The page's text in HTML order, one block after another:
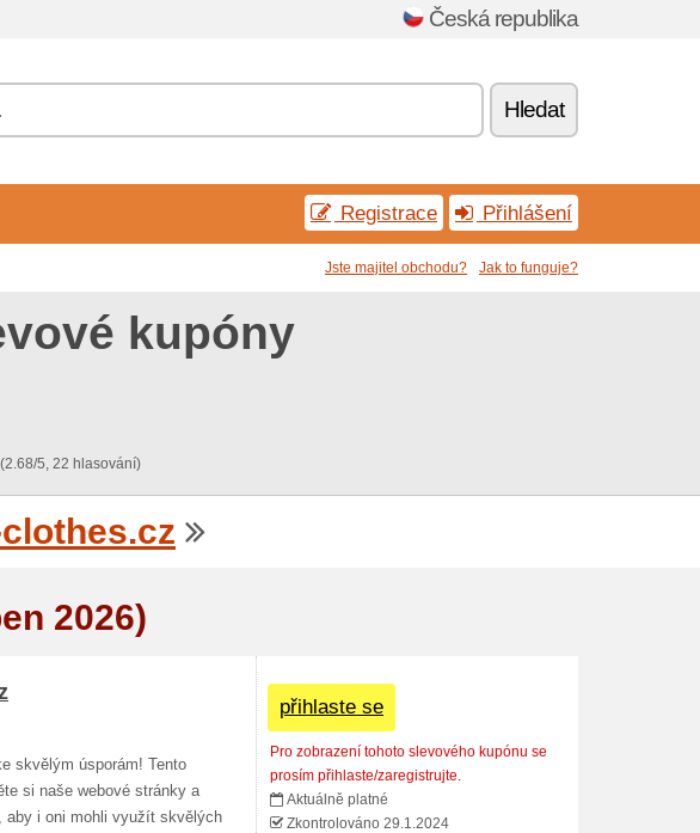
Česká republika
Hledat
Registrace Přihlášení
Jste majitel obchodu? Jak to funguje?
kupóny
(2.68/5, 22 hlasování)
2026)
skvělým úsporám! Tento
si naše webové stránky a
aby i oni mohli využít skvělých
přihlaste se
Pro zobrazení tohoto slevového kupónu se
prosím přihlaste/zaregistrujte.
Aktuálně platné
Zkontrolováno 29.1.2024